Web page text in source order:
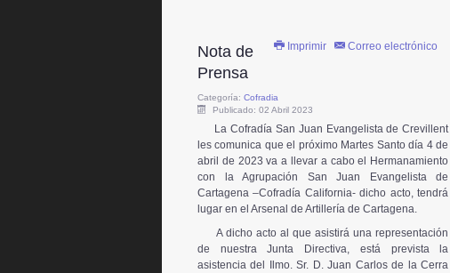
Imprimir Correo electrónico
Nota de
Prensa
Categoría: Cofradia
Publicado: 02 Abril 2023
La Cofradía San Juan Evangelista de Crevillent
les comunica que el próximo Martes Santo día 4 de
abril de 2023 va a llevar a cabo el Hermanamiento
con la Agrupación San Juan Evangelista de
Cartagena –Cofradía California- dicho acto, tendrá
lugar en el Arsenal de Artillería de Cartagena.
A dicho acto al que asistirá una representación
de nuestra Junta Directiva, está prevista la
asistencia del Ilmo. Sr. D. Juan Carlos de la Cerra